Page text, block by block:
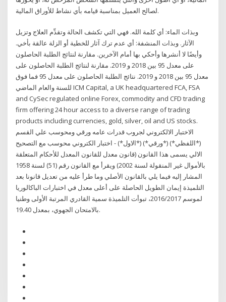
لصالح العميل بمناسبة قيامه بأي نشاط للأوراق المالية.
وبذات الماء: أي كلمة الله. فهي التي تكشف الحالة وتقدِّم العلاج وتزيل
الآثار. وبذات المنشفة: أي عدم ترك آثار للخطية أو الزلة عالقة بأخي.
وأيضًا لا أنشرها وأحكي بها أمام الآخرين. مقارنة لنتائج الطلبة الحاصلون
على معدل 95 بين 2018 و 2019. مقارنة لنتائج الطلبة الحاصلون على
معدل 95 بين 2018 و 2019. نتائج الطلبة الحاصلون على معدل 95 فما فوق
للسنة والعام الماضي ICM Capital, a UK headquartered FCA, FSA
and CySec regulated online Forex, commodity and CFD trading
firm offering 24 hour access to a diverse range of trading
products including currencies, gold, silver, oil and US stocks.
الاختبار الالكتروني لجروب قدرات عامه ورقي ومحوسب علي القسم
(*اللفظي*) (*ورقي*) (*الاول*) - اختبار الكتروني محوسب مع التصحيح
الالي يسمى هذا القانون (قانون معدل للقانون المعدل للأحكام المتعلقة
بالأموال غير المنقولة لسنة 2002) ويقرأ مع القانون رقم (51) لسنة 1958
المشار إليه فيما يلي بالقانون الأصلي وما طرأ عليه من تعديل قانونا بعد
التلميذة إيمان الطويل الحاصلة على أعلى معدل في اختبارات الباكالوريا
لموسم 2016/2017، تبوأت التلميذة سمية القادري المرتبة الأولى وطنيا
بالامتحان الجهوي، بمعدل 19.40.